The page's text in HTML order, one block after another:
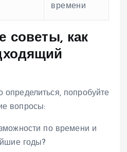
времени
советы, как
попробуйте
вопросы:
по времени и
годы?